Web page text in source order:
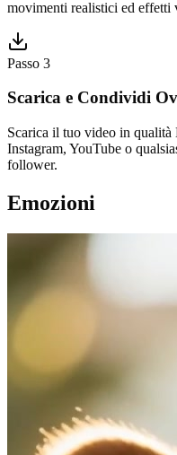
movimenti realistici ed effetti
Passo 3
Scarica e Condividi
Scarica il tuo video in
Instagram, YouTube o
follower.
Emozioni